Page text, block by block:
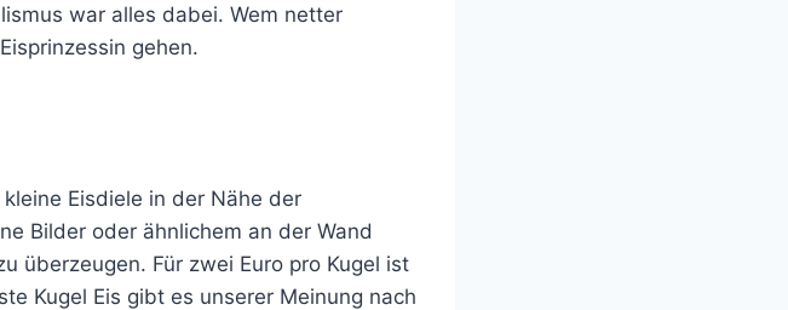
war alles dabei. Wem netter
gehen.
Eisdiele in der Nähe der
Bilder oder ähnlichem an der Wand
überzeugen. Für zwei Euro pro Kugel ist
Kugel Eis gibt es unserer Meinung nach